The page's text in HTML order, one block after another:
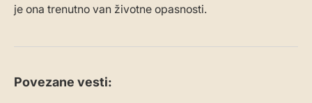
je ona trenutno van životne opasnosti.
Povezane vesti: